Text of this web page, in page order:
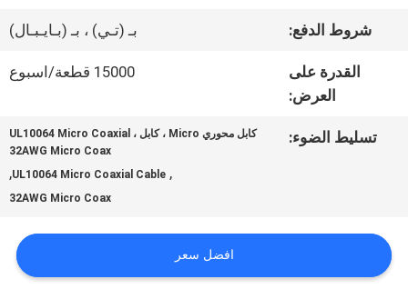
أخبار
القضايا
اقتباس
شروط الدفع: بـ (تـي) ، بـ (بـايـبـال)
القدرة على
العرض:
15000 قطعة/اسبوع
تسليط الضوء:
كابل محوري Micro ، كابل UL10064 Micro Coaxial ،
32AWG Micro Coax
,
UL10064 Micro Coaxial Cable
,
32AWG Micro Coax
افضل سعر